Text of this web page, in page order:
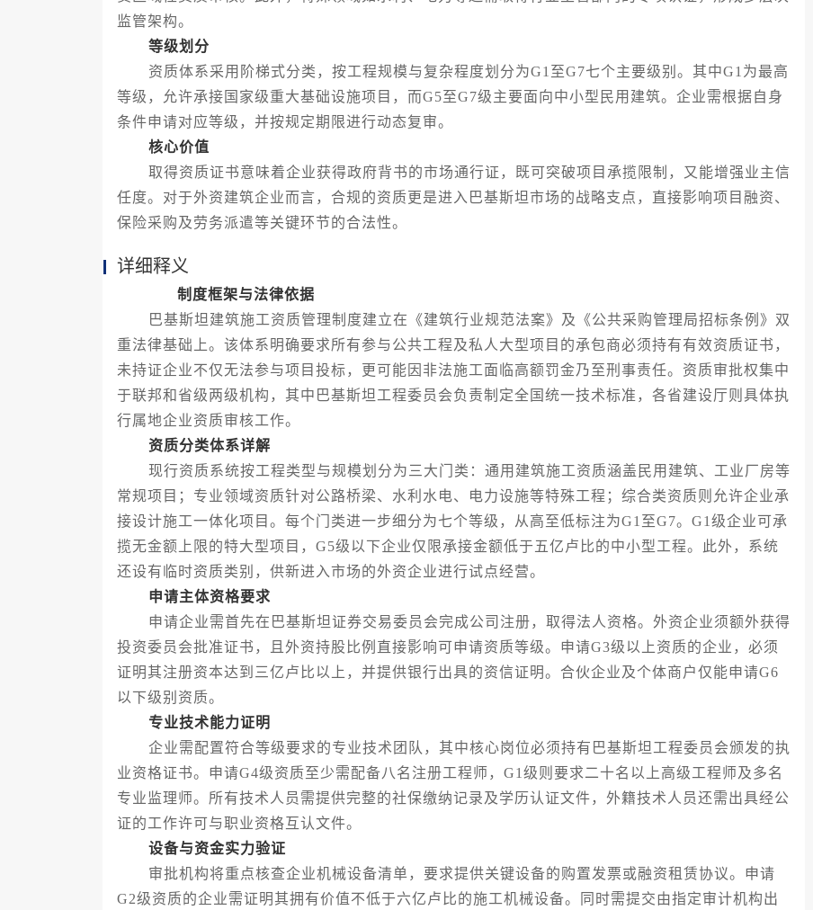
监管架构。
等级划分
资质体系采用阶梯式分类，按工程规模与复杂程度划分为G1至G7七个主要级别。其中G1为最高
等级，允许承接国家级重大基础设施项目，而G5至G7级主要面向中小型民用建筑。企业需根据自身
条件申请对应等级，并按规定期限进行动态复审。
核心价值
取得资质证书意味着企业获得政府背书的市场通行证，既可突破项目承揽限制，又能增强业主信
任度。对于外资建筑企业而言，合规的资质更是进入巴基斯坦市场的战略支点，直接影响项目融资、
保险采购及劳务派遣等关键环节的合法性。
详细释义
制度框架与法律依据
巴基斯坦建筑施工资质管理制度建立在《建筑行业规范法案》及《公共采购管理局招标条例》双
重法律基础上。该体系明确要求所有参与公共工程及私人大型项目的承包商必须持有有效资质证书，
未持证企业不仅无法参与项目投标，更可能因非法施工面临高额罚金乃至刑事责任。资质审批权集中
于联邦和省级两级机构，其中巴基斯坦工程委员会负责制定全国统一技术标准，各省建设厅则具体执
行属地企业资质审核工作。
资质分类体系详解
现行资质系统按工程类型与规模划分为三大门类：通用建筑施工资质涵盖民用建筑、工业厂房等
常规项目；专业领域资质针对公路桥梁、水利水电、电力设施等特殊工程；综合类资质则允许企业承
接设计施工一体化项目。每个门类进一步细分为七个等级，从高至低标注为G1至G7。G1级企业可承
揽无金额上限的特大型项目，G5级以下企业仅限承接金额低于五亿卢比的中小型工程。此外，系统
还设有临时资质类别，供新进入市场的外资企业进行试点经营。
申请主体资格要求
申请企业需首先在巴基斯坦证券交易委员会完成公司注册，取得法人资格。外资企业须额外获得
投资委员会批准证书，且外资持股比例直接影响可申请资质等级。申请G3级以上资质的企业，必须
证明其注册资本达到三亿卢比以上，并提供银行出具的资信证明。合伙企业及个体商户仅能申请G6
以下级别资质。
专业技术能力证明
企业需配置符合等级要求的专业技术团队，其中核心岗位必须持有巴基斯坦工程委员会颁发的执
业资格证书。申请G4级资质至少需配备八名注册工程师，G1级则要求二十名以上高级工程师及多名
专业监理师。所有技术人员需提供完整的社保缴纳记录及学历认证文件，外籍技术人员还需出具经公
证的工作许可与职业资格互认文件。
设备与资金实力验证
审批机构将重点核查企业机械设备清单，要求提供关键设备的购置发票或融资租赁协议。申请
G2级资质的企业需证明其拥有价值不低于六亿卢比的施工机械设备。同时需提交由指定审计机构出